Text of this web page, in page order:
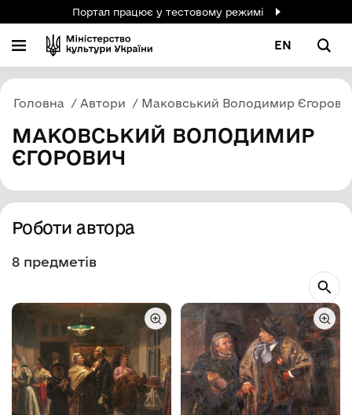
Портал працює у тестовому режимі
EN
Головна Автори Маковський Володимир
МАКОВСЬКИЙ ВОЛОДИМИР
ЄГОРОВИЧ
Роботи автора
8 предметів